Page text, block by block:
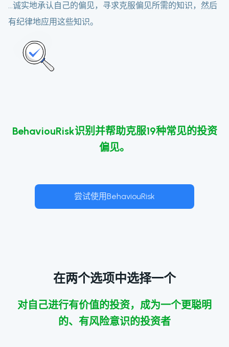
...诚实地承认自己的偏见，寻求克服偏见所需的知识，然后
有纪律地应用这些知识。
BehaviouRisk识别并帮助克服19种常见的投资
偏见。
尝试使用BehaviouRisk
在两个选项中选择一个
对自己进行有价值的投资，成为一个更聪明
的、有风险意识的投资者